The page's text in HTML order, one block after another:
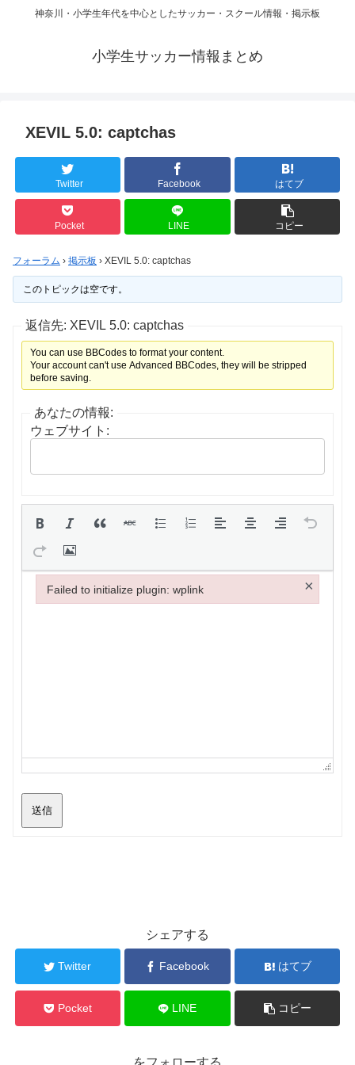
神奈川・小学生年代を中心としたサッカー・スクール情報・掲示板
小学生サッカー情報まとめ
XEVIL 5.0: captchas
Twitter Facebook はてブ
Pocket LINE コピー
フォーラム › 掲示板 › XEVIL 5.0: captchas
このトピックは空です。
返信先: XEVIL 5.0: captchas
You can use BBCodes to format your content.
Your account can't use Advanced BBCodes, they will be stripped
before saving.
あなたの情報:
ウェブサイト:
送信
シェアする
Twitter Facebook はてブ
Pocket LINE コピー
Failed to initialize plugin: wplink ×
Failed to initialize plugin: wplink